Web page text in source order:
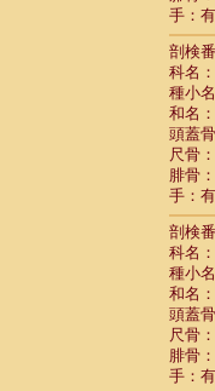
手：有
剖検
科名
種小名
和名
頭蓋
尺骨
腓骨
手：有
剖検
科名
種小名
和名
頭蓋
尺骨
腓骨
手：有